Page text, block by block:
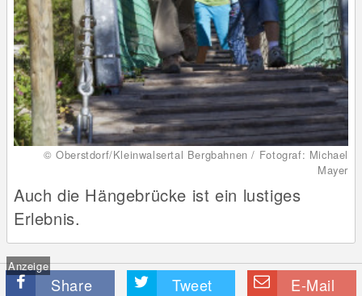
© Oberstdorf/Kleinwalsertal Bergbahnen / Fotograf: Michael
Mayer
Auch die Hängebrücke ist ein lustiges
Erlebnis.
Anzeige
Share Tweet E-Mail